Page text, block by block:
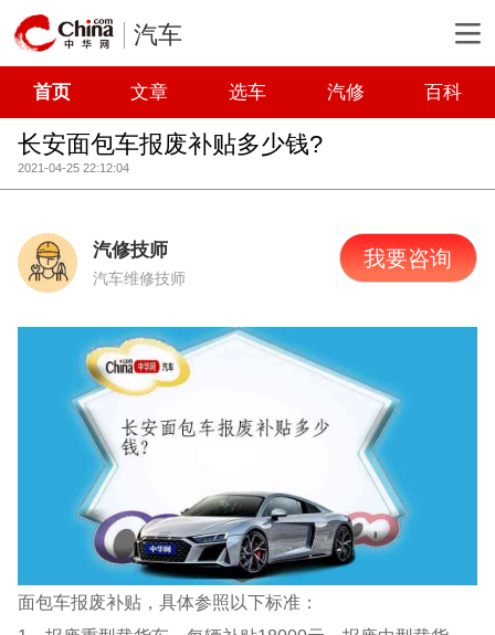
汽车
首页 文章 选车 汽修 百科
长安面包车报废补贴多少钱?
2021-04-25 22:12:04
汽修技师
汽车维修技师
我要咨询
面包车报废补贴，具体参照以下标准：